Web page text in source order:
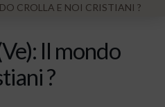
CROLLA E NOI CRISTIANI ?
Il mondo
?